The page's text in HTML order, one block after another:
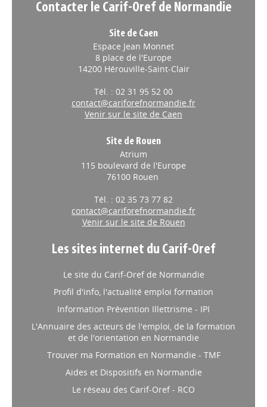
Contacter le Carif-Oref de Normandie
Site de Caen
Espace Jean Monnet
8 place de l'Europe
14200 Hérouville-Saint-Clair
Tél. : 02 31 95 52 00
contact@cariforefnormandie.fr
Venir sur le site de Caen
Site de Rouen
Atrium
115 boulevard de l'Europe
76100 Rouen
Tél. : 02 35 73 77 82
contact@cariforefnormandie.fr
Venir sur le site de Rouen
Les sites internet du Carif-Oref
Le site du Carif-Oref de Normandie
Profil d'info, l'actualité emploi formation
Information Prévention Illettrisme - IPI
L'Annuaire des acteurs de l'emploi, de la formation
et de l'orientation en Normandie
Trouver ma Formation en Normandie - TMF
Aides et Dispositifs en Normandie
Le réseau des Carif-Oref - RCO